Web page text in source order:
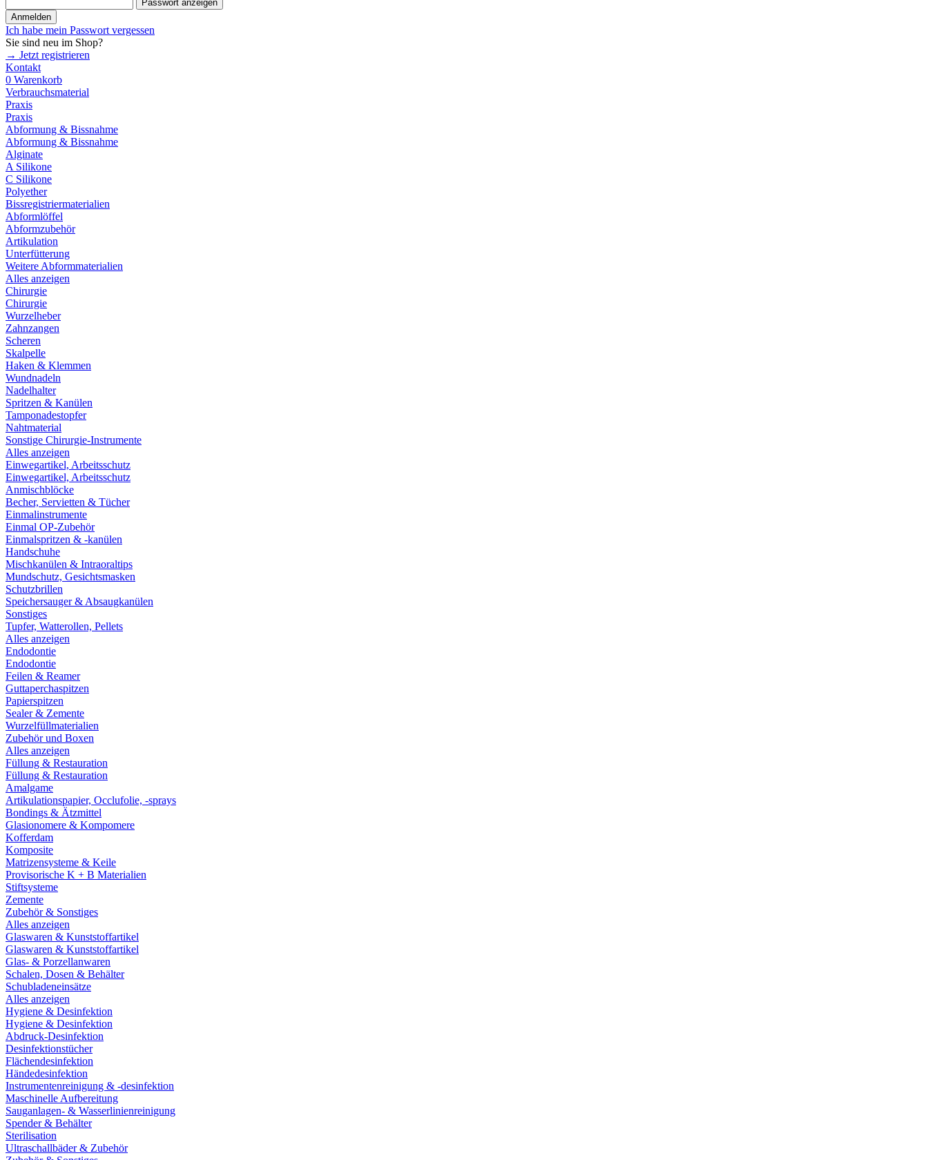
Passwort anzeigen
Anmelden
Ich habe mein Passwort vergessen
Sie sind neu im Shop?
→ Jetzt registrieren
Kontakt
0 Warenkorb
Verbrauchsmaterial
Praxis
Praxis
Abformung & Bissnahme
Abformung & Bissnahme
Alginate
A Silikone
C Silikone
Polyether
Bissregistriermaterialien
Abformlöffel
Abformzubehör
Artikulation
Unterfütterung
Weitere Abformmaterialien
Alles anzeigen
Chirurgie
Chirurgie
Wurzelheber
Zahnzangen
Scheren
Skalpelle
Haken & Klemmen
Wundnadeln
Nadelhalter
Spritzen & Kanülen
Tamponadestopfer
Nahtmaterial
Sonstige Chirurgie-Instrumente
Alles anzeigen
Einwegartikel, Arbeitsschutz
Einwegartikel, Arbeitsschutz
Anmischblöcke
Becher, Servietten & Tücher
Einmalinstrumente
Einmal OP-Zubehör
Einmalspritzen & -kanülen
Handschuhe
Mischkanülen & Intraoraltips
Mundschutz, Gesichtsmasken
Schutzbrillen
Speichersauger & Absaugkanülen
Sonstiges
Tupfer, Watterollen, Pellets
Alles anzeigen
Endodontie
Endodontie
Feilen & Reamer
Guttaperchaspitzen
Papierspitzen
Sealer & Zemente
Wurzelfüllmaterialien
Zubehör und Boxen
Alles anzeigen
Füllung & Restauration
Füllung & Restauration
Amalgame
Artikulationspapier, Occlufolie, -sprays
Bondings & Ätzmittel
Glasionomere & Kompomere
Kofferdam
Komposite
Matrizensysteme & Keile
Provisorische K + B Materialien
Stiftsysteme
Zemente
Zubehör & Sonstiges
Alles anzeigen
Glaswaren & Kunststoffartikel
Glaswaren & Kunststoffartikel
Glas- & Porzellanwaren
Schalen, Dosen & Behälter
Schubladeneinsätze
Alles anzeigen
Hygiene & Desinfektion
Hygiene & Desinfektion
Abdruck-Desinfektion
Desinfektionstücher
Flächendesinfektion
Händedesinfektion
Instrumentenreinigung & -desinfektion
Maschinelle Aufbereitung
Sauganlagen- & Wasserlinienreinigung
Spender & Behälter
Sterilisation
Ultraschallbäder & Zubehör